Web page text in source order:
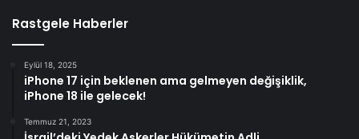
Rastgele Haberler
Eylül 18, 2025
iPhone 17 için beklenen ama gelmeyen değişiklik,
iPhone 18 ile gelecek!
Temmuz 21, 2023